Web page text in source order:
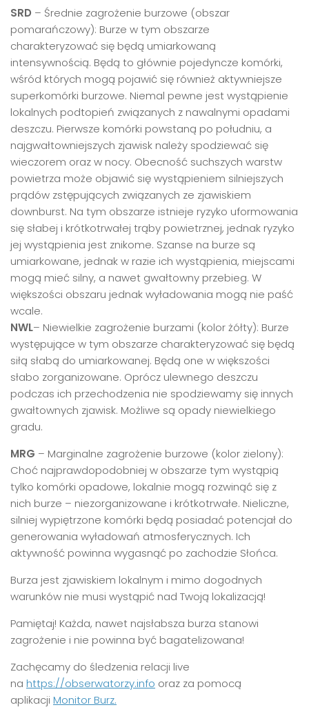
SRD – Średnie zagrożenie burzowe (obszar
pomarańczowy): Burze w tym obszarze
charakteryzować się będą umiarkowaną
intensywnością. Będą to głównie pojedyncze komórki,
wśród których mogą pojawić się również aktywniejsze
superkomórki burzowe. Niemal pewne jest wystąpienie
lokalnych podtopień związanych z nawalnymi opadami
deszczu. Pierwsze komórki powstaną po południu, a
najgwałtowniejszych zjawisk należy spodziewać się
wieczorem oraz w nocy. Obecność suchszych warstw
powietrza może objawić się wystąpieniem silniejszych
prądów zstępujących związanych ze zjawiskiem
downburst. Na tym obszarze istnieje ryzyko uformowania
się słabej i krótkotrwałej trąby powietrznej, jednak ryzyko
jej wystąpienia jest znikome. Szanse na burze są
umiarkowane, jednak w razie ich wystąpienia, miejscami
mogą mieć silny, a nawet gwałtowny przebieg. W
większości obszaru jednak wyładowania mogą nie paść
wcale.
NWL– Niewielkie zagrożenie burzami (kolor żółty): Burze
występujące w tym obszarze charakteryzować się będą
siłą słabą do umiarkowanej. Będą one w większości
słabo zorganizowane. Oprócz ulewnego deszczu
podczas ich przechodzenia nie spodziewamy się innych
gwałtownych zjawisk. Możliwe są opady niewielkiego
gradu.
MRG – Marginalne zagrożenie burzowe (kolor zielony):
Choć najprawdopodobniej w obszarze tym wystąpią
tylko komórki opadowe, lokalnie mogą rozwinąć się z
nich burze – niezorganizowane i krótkotrwałe. Nieliczne,
silniej wypiętrzone komórki będą posiadać potencjał do
generowania wyładowań atmosferycznych. Ich
aktywność powinna wygasnąć po zachodzie Słońca.
Burza jest zjawiskiem lokalnym i mimo dogodnych
warunków nie musi wystąpić nad Twoją lokalizacją!
Pamiętaj! Każda, nawet najsłabsza burza stanowi
zagrożenie i nie powinna być bagatelizowana!
Zachęcamy do śledzenia relacji live
na https://obserwatorzy.info oraz za pomocą
aplikacji Monitor Burz.